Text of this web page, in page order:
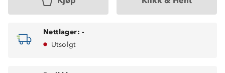
Nettlager: -
Utsolgt